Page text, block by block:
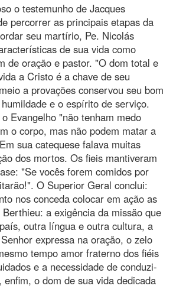
o testemunho de Jacques
percorrer as principais etapas da
seu martírio, Pe. Nicolás
de sua vida como
de oração e pastor. "O dom total e
a Cristo é a chave de seu
a provações conservou seu bom
e o espírito de serviço.
Evangelho "não tenham medo
o corpo, mas não podem matar a
sua catequese falava muitas
dos mortos. Os fieis mantiveram
"Se vocês forem comidos por
O Superior Geral conclui:
nos conceda colocar em ação as
a exigência da missão que
outra língua e outra cultura, a
expressa na oração, o zelo
tempo amor fraterno dos fiéis
e a necessidade de conduzi-
o dom de sua vida dedicada